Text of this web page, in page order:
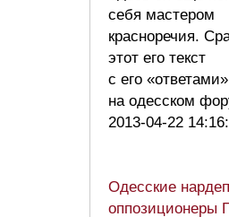
себя мастером
красноречия.
этот его текст
с его «ответами»
на одесском
2013-04-22
Одесские
оппозиционеры